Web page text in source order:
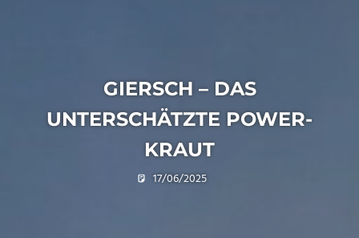
GIERSCH – DAS
UNTERSCHÄTZTE POWER-
KRAUT
17/06/2025